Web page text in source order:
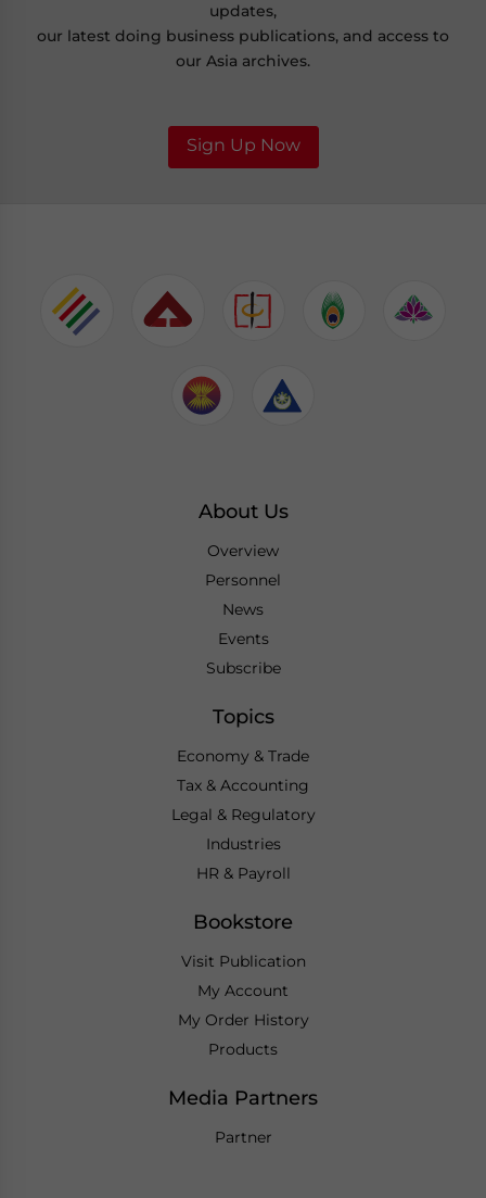
updates,
our latest doing business publications, and access to
our Asia archives.
Sign Up Now
About Us
Overview
Personnel
News
Events
Subscribe
Topics
Economy & Trade
Tax & Accounting
Legal & Regulatory
Industries
HR & Payroll
Bookstore
Visit Publication
My Account
My Order History
Products
Media Partners
Partner